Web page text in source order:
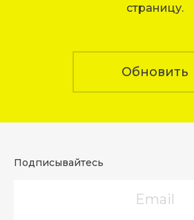
страницу.
Обновить
Подписывайтесь